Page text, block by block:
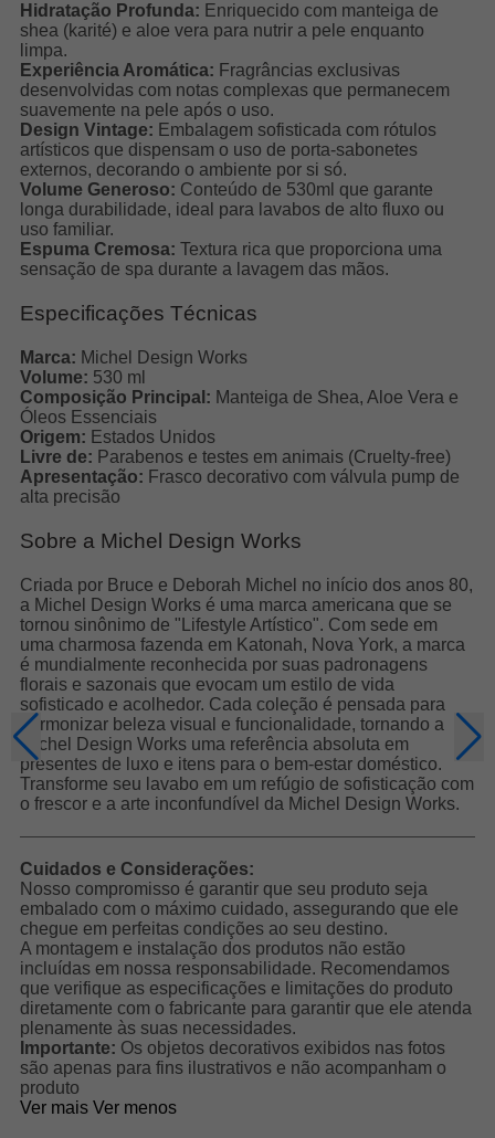
Hidratação Profunda: Enriquecido com manteiga de
shea (karité) e aloe vera para nutrir a pele enquanto
limpa.
Experiência Aromática: Fragrâncias exclusivas
desenvolvidas com notas complexas que permanecem
suavemente na pele após o uso.
Design Vintage: Embalagem sofisticada com rótulos
artísticos que dispensam o uso de porta-sabonetes
externos, decorando o ambiente por si só.
Volume Generoso: Conteúdo de 530ml que garante
longa durabilidade, ideal para lavabos de alto fluxo ou
uso familiar.
Espuma Cremosa: Textura rica que proporciona uma
sensação de spa durante a lavagem das mãos.
Especificações Técnicas
Marca: Michel Design Works
Volume: 530 ml
Composição Principal: Manteiga de Shea, Aloe Vera e
Óleos Essenciais
Origem: Estados Unidos
Livre de: Parabenos e testes em animais (Cruelty-free)
Apresentação: Frasco decorativo com válvula pump de
alta precisão
Sobre a Michel Design Works
Criada por Bruce e Deborah Michel no início dos anos 80,
a Michel Design Works é uma marca americana que se
tornou sinônimo de "Lifestyle Artístico". Com sede em
uma charmosa fazenda em Katonah, Nova York, a marca
é mundialmente reconhecida por suas padronagens
florais e sazonais que evocam um estilo de vida
sofisticado e acolhedor. Cada coleção é pensada para
harmonizar beleza visual e funcionalidade, tornando a
Michel Design Works uma referência absoluta em
presentes de luxo e itens para o bem-estar doméstico.
Transforme seu lavabo em um refúgio de sofisticação com
o frescor e a arte inconfundível da Michel Design Works.
Cuidados e Considerações:
Nosso compromisso é garantir que seu produto seja
embalado com o máximo cuidado, assegurando que ele
chegue em perfeitas condições ao seu destino.
A montagem e instalação dos produtos não estão
incluídas em nossa responsabilidade. Recomendamos
que verifique as especificações e limitações do produto
diretamente com o fabricante para garantir que ele atenda
plenamente às suas necessidades.
Importante: Os objetos decorativos exibidos nas fotos
são apenas para fins ilustrativos e não acompanham o
produto
Ver mais Ver menos